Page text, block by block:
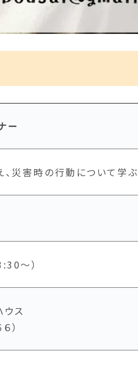
ー
、災害時の行動について学ぶ
～）
ウス
）